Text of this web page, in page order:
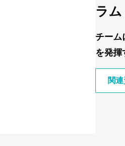
ラム
チーム
を発揮
関